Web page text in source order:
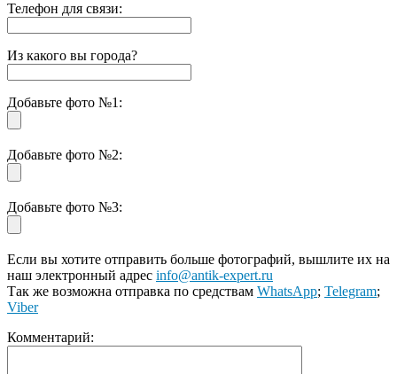
Телефон для связи:
Из какого вы города?
Добавьте фото №1:
Добавьте фото №2:
Добавьте фото №3:
Если вы хотите отправить больше фотографий, вышлите их на
наш электронный адрес info@antik-expert.ru
Так же возможна отправка по средствам WhatsApp; Telegram;
Viber
Комментарий: